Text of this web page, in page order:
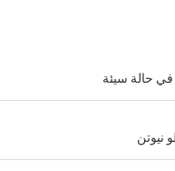
في حالة سيئة